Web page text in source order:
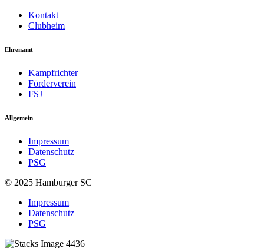
Kontakt
Clubheim
Ehrenamt
Kampfrichter
Förderverein
FSJ
Allgemein
Impressum
Datenschutz
PSG
© 2025 Hamburger SC
Impressum
Datenschutz
PSG